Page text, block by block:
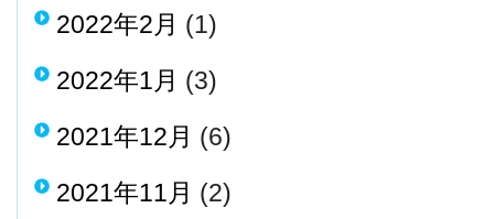
2022年2月 (1)
2022年1月 (3)
2021年12月 (6)
2021年11月 (2)